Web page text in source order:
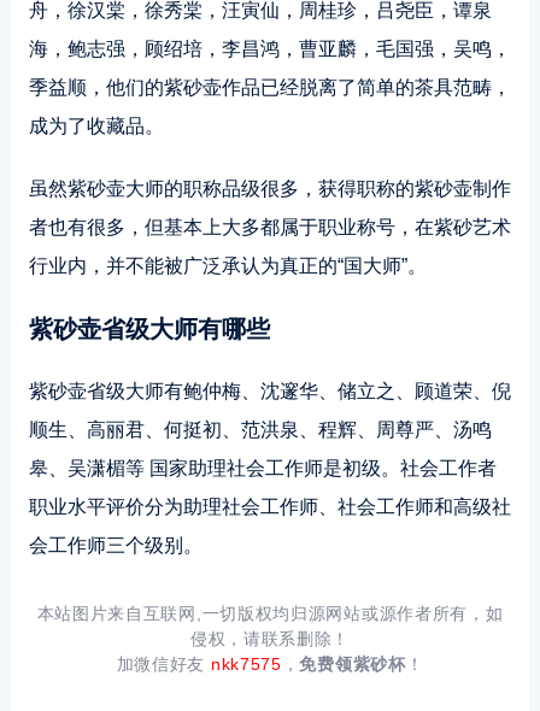
舟，徐汉棠，徐秀棠，汪寅仙，周桂珍，吕尧臣，谭泉
海，鲍志强，顾绍培，李昌鸿，曹亚麟，毛国强，吴鸣，
季益顺，他们的紫砂壶作品已经脱离了简单的茶具范畴，
成为了收藏品。
虽然紫砂壶大师的职称品级很多，获得职称的紫砂壶制作
者也有很多，但基本上大多都属于职业称号，在紫砂艺术
行业内，并不能被广泛承认为真正的“国大师”。
紫砂壶省级大师有哪些
紫砂壶省级大师有鲍仲梅、沈邃华、储立之、顾道荣、倪
顺生、高丽君、何挺初、范洪泉、程辉、周尊严、汤鸣
皋、吴潇楣等 国家助理社会工作师是初级。社会工作者
职业水平评价分为助理社会工作师、社会工作师和高级社
会工作师三个级别。
本站图片来自互联网,一切版权均归源网站或源作者所有，如
侵权，请联系删除！
加微信好友 nkk7575 ，免费领紫砂杯！